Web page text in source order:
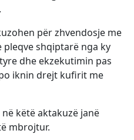
për zhvendosje me
shqiptarë nga ky
dhe ekzekutimin pas
iknin drejt kufirit me
këtë aktakuzë janë
mbrojtur.